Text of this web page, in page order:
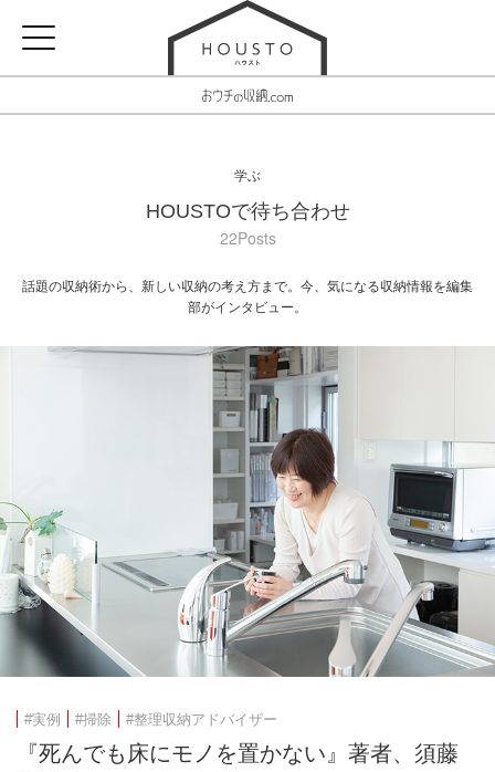
学ぶ
HOUSTOで待ち合わせ
22Posts
話題の収納術から、新しい収納の考え方まで。今、気になる収納情報を編集
部がインタビュー。
#実例 #掃除 #整理収納アドバイザー
『死んでも床にモノを置かない』著者、須藤